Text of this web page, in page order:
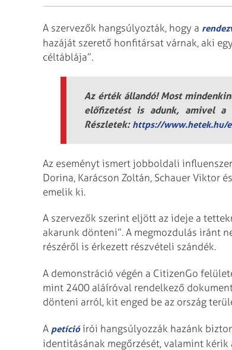
A szervezők hangsúlyozták, hogy a
hazáját szerető honfitársat várnak, aki
céltáblája”.
Az érték állandó! Most
előfizetést is adunk, amivel
Részletek: https://www.hetek.hu/
Az eseményt ismert jobboldali
Dorina, Karácson Zoltán, Schauer Viktor
emelik ki.
A szervezők szerint eljött az ideje a
akarunk dönteni”. A megmozdulás iránt
részéről is érkezett részvételi szándék.
A demonstráció végén a CitizenGo
mint 2400 aláíróval rendelkező
dönteni arról, kit enged be az ország
A petícióírói hangsúlyozzák hazánk
identitásának megőrzését, valamint